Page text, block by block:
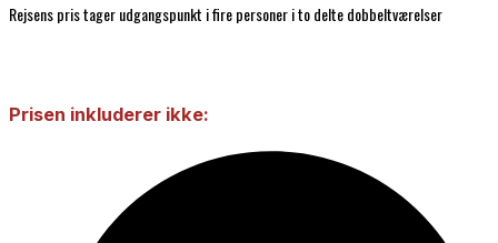
Rejsens pris tager udgangspunkt i fire personer i to delte dobbeltværelser
Prisen inkluderer ikke: